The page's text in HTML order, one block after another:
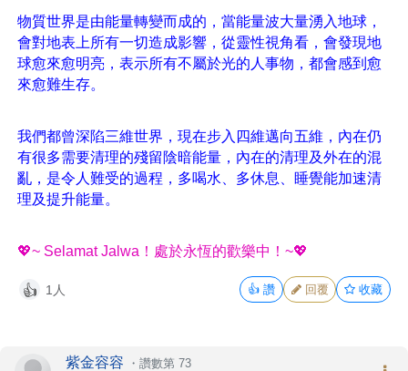
物質世界是由能量轉變而成的，當能量波大量湧入地球，
會對地表上所有一切造成影響，從靈性視角看，會發現地
球愈來愈明亮，表示所有不屬於光的人事物，都會感到愈
來愈難生存。
我們都曾深陷三維世界，現在步入四維邁向五維，內在仍
有很多需要清理的殘留陰暗能量，內在的清理及外在的混
亂，是令人難受的過程，多喝水、多休息、睡覺能加速清
理及提升能量。
💖~ Selamat Jalwa！處於永恆的歡樂中！~💖
👍 1人 👍 讚 回覆 收藏
紫金容容 ・ 讚數第 73